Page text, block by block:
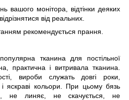
вашого монітора, відтінки деяких
від реальних.
рекомендується прання.
тканина для постільної
практична і витривала тканина.
вироби служать довгі роки,
яскраві кольори. При цьому бязь
не линяє, не скачується, не